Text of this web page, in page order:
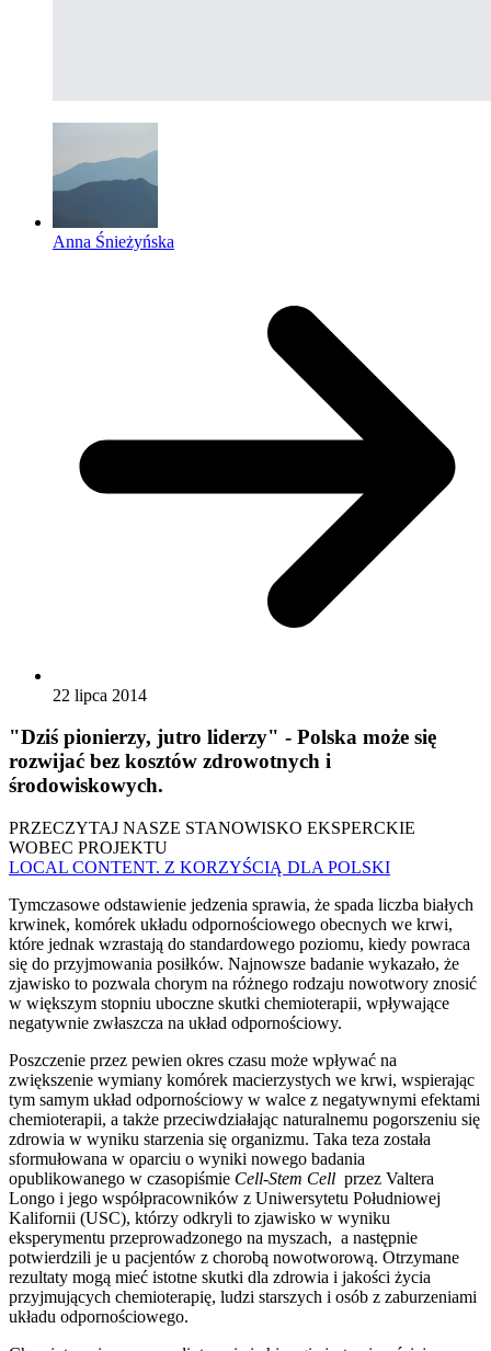
Anna Śnieżyńska
22 lipca 2014
"Dziś pionierzy, jutro liderzy" - Polska może się
rozwijać bez kosztów zdrowotnych i
środowiskowych.
PRZECZYTAJ NASZE STANOWISKO EKSPERCKIE
WOBEC PROJEKTU
LOCAL CONTENT. Z KORZYŚCIĄ DLA POLSKI
Tymczasowe odstawienie jedzenia sprawia, że spada liczba białych
krwinek, komórek układu odpornościowego obecnych we krwi,
które jednak wzrastają do standardowego poziomu, kiedy powraca
się do przyjmowania posiłków. Najnowsze badanie wykazało, że
zjawisko to pozwala chorym na różnego rodzaju nowotwory znosić
w większym stopniu uboczne skutki chemioterapii, wpływające
negatywnie zwłaszcza na układ odpornościowy.
Poszczenie przez pewien okres czasu może wpływać na
zwiększenie wymiany komórek macierzystych we krwi, wspierając
tym samym układ odpornościowy w walce z negatywnymi efektami
chemioterapii, a także przeciwdziałając naturalnemu pogorszeniu się
zdrowia w wyniku starzenia się organizmu. Taka teza została
sformułowana w oparciu o wyniki nowego badania
opublikowanego w czasopiśmie Cell-Stem Cell przez Valtera
Longo i jego współpracowników z Uniwersytetu Południowej
Kalifornii (USC), którzy odkryli to zjawisko w wyniku
eksperymentu przeprowadzonego na myszach, a następnie
potwierdzili je u pacjentów z chorobą nowotworową. Otrzymane
rezultaty mogą mieć istotne skutki dla zdrowia i jakości życia
przyjmujących chemioterapię, ludzi starszych i osób z zaburzeniami
układu odpornościowego.